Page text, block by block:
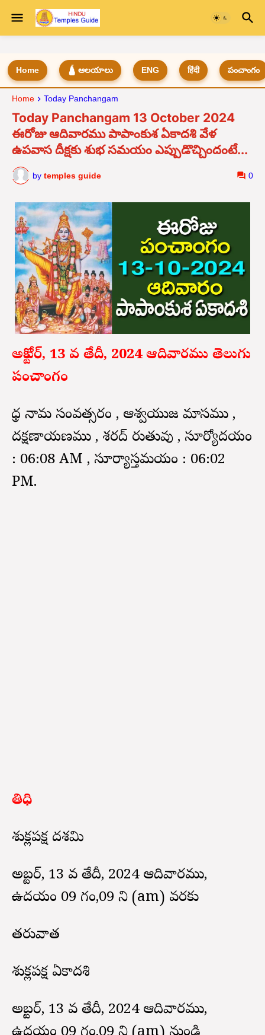
Home 🛕 ఆలయాలు ENG हिंदी పంచాంగం
Home Today Panchangam
Today Panchangam 13 October 2024
ఈరోజు ఆదివారము పాపాంకుశ ఏకాదశి వేళ
ఉపవాస దీక్షకు శుభ సమయం ఎప్పుడొచ్చిందంటే...
by temples guide 0
అక్టోబర్, 13 వ తేదీ, 2024 ఆదివారము తెలుగు
పంచాంగం
క్రోధ నామ సంవత్సరం , ఆశ్వయుజ మాసము ,
దక్షణాయణము , శరద్ రుతువు , సూర్యోదయం
: 06:08 AM , సూర్యాస్తమయం : 06:02
PM.
తిధి
శుక్లపక్ష దశమి
అక్టోబర్, 13 వ తేదీ, 2024 ఆదివారము,
ఉదయం 09 గం,09 ని (am) వరకు
తరువాత
శుక్లపక్ష ఏకాదశి
అక్టోబర్, 13 వ తేదీ, 2024 ఆదివారము,